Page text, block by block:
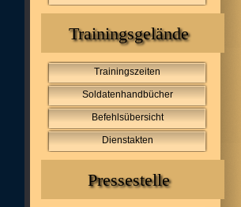
Trainingsgelände
Trainingszeiten
Soldatenhandbücher
Befehlsübersicht
Dienstakten
Pressestelle